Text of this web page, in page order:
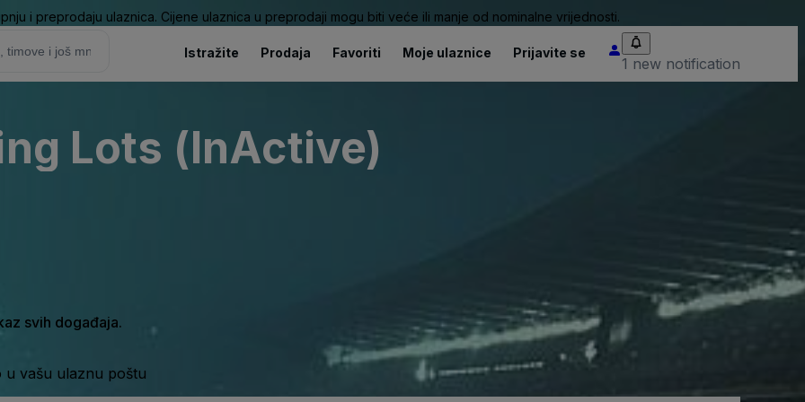
i preprodaju ulaznica. Cijene ulaznica u preprodaji mogu biti veće ili manje od nominalne vrijednosti.
Istražite Prodaja Favoriti Moje ulaznice Prijavite se
1 new notification
Lots (InActive)
svih događaja.
u vašu ulaznu poštu